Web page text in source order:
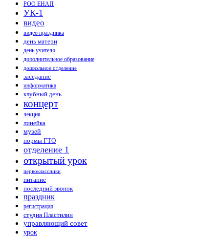
РОО ЕНАП
УК-1
видео
видео праздника
день матери
день учителя
дополнительное образование
дошкольное отделение
заседание
информатика
клубный день
концерт
лекция
линейка
музей
нормы ГТО
отделение 1
открытый урок
первоклассники
питание
последний звонок
праздник
регистрация
студия Пластилин
управляющий совет
урок